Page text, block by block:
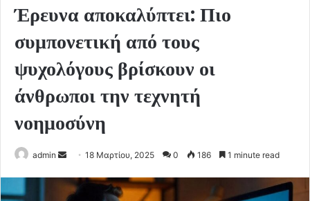
Έρευνα αποκαλύπτει: Πιο
συμπονετική από τους
ψυχολόγους βρίσκουν οι
άνθρωποι την τεχνητή
νοημοσύνη
admin
Send
email
18 Μαρτίου, 2025 0 186 1 minute read